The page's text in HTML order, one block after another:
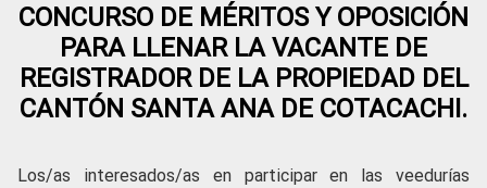
CONCURSO DE MÉRITOS Y OPOSICIÓN
PARA LLENAR LA VACANTE DE
REGISTRADOR DE LA PROPIEDAD DEL
CANTÓN SANTA ANA DE COTACACHI.
Los/as interesados/as en participar en las veedurías